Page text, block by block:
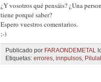
¿Y vosotros qué pensáis? ¿Una
tiene porqué saber?
Espero vuestros comentarios.
;-)
Publicado por FARAONDEMETAL
Etiquetas: errores, innpulsos,